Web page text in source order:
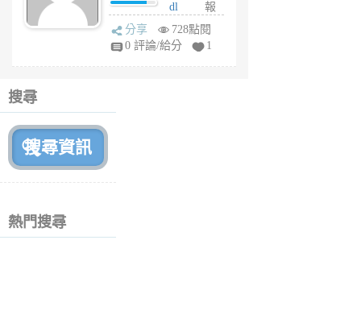
前
dl
sq
fy
報
分享
728點閱
0 評論/給分
1
搜尋
熱門搜尋